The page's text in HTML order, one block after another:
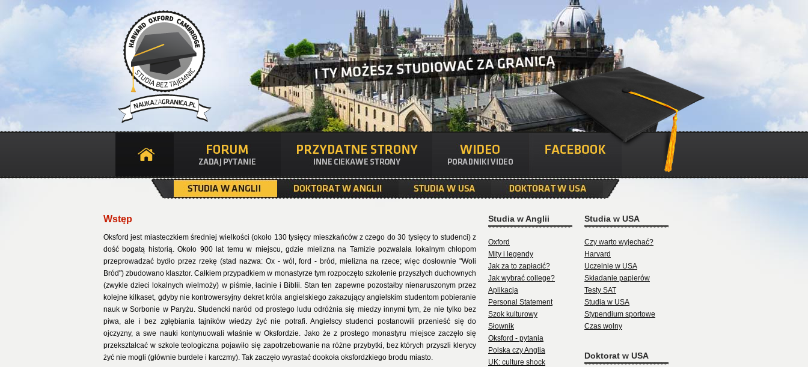
Wstęp
Oksford jest miasteczkiem średniej wielkości (około 130 tysięcy mieszkańców z czego do 30 tysięcy to studenci) z
dość bogatą historią. Około 900 lat temu w miejscu, gdzie mielizna na Tamizie pozwalała lokalnym chłopom
przeprowadzać bydło przez rzekę (stad nazwa: Ox - wól, ford - bród, mielizna na rzece; więc dosłownie "Woli
Bród") zbudowano klasztor. Całkiem przypadkiem w monastyrze tym rozpoczęto szkolenie przyszłych duchownych
(zwykle dzieci lokalnych wielmoży) w piśmie, łacinie i Biblii. Stan ten zapewne pozostałby nienaruszonym przez
kolejne kilkaset, gdyby nie kontrowersyjny dekret króla angielskiego zakazujący angielskim studentom pobieranie
nauk w Sorbonie w Paryżu. Studencki naród od prostego ludu odróżnia się miedzy innymi tym, że nie tylko bez
piwa, ale i bez zgłębiania tajników wiedzy żyć nie potrafi. Angielscy studenci postanowili przenieść się do
ojczyzny, a swe nauki kontynuowali właśnie w Oksfordzie. Jako że z prostego monastyru miejsce zaczęło się
przekształcać w szkole teologiczna pojawiło się zapotrzebowanie na różne przybytki, bez których przyszli klerycy
żyć nie mogli (głównie burdele i karczmy). Tak zaczęło wyrastać dookoła oksfordzkiego brodu miasto.
Studia w Anglii
Oxford
Mity i legendy
Jak za to zapłacić?
Jak wybrać college?
Aplikacja
Personal Statement
Szok kulturowy
Słownik
Oksford - pytania
Polska czy Anglia
UK: culture shock
Studia w USA
Czy warto wyjechać?
Harvard
Uczelnie w USA
Składanie papierów
Testy SAT
Studia w USA
Stypendium sportowe
Czas wolny
Doktorat w USA